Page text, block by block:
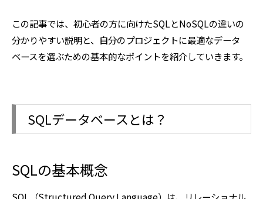
この記事では、初心者の方に向けたSQLとNoSQLの違いの
分かりやすい説明と、自分のプロジェクトに最適なデータ
ベースを選ぶための基本的なポイントを紹介していきます。
SQLデータベースとは？
SQLの基本概念